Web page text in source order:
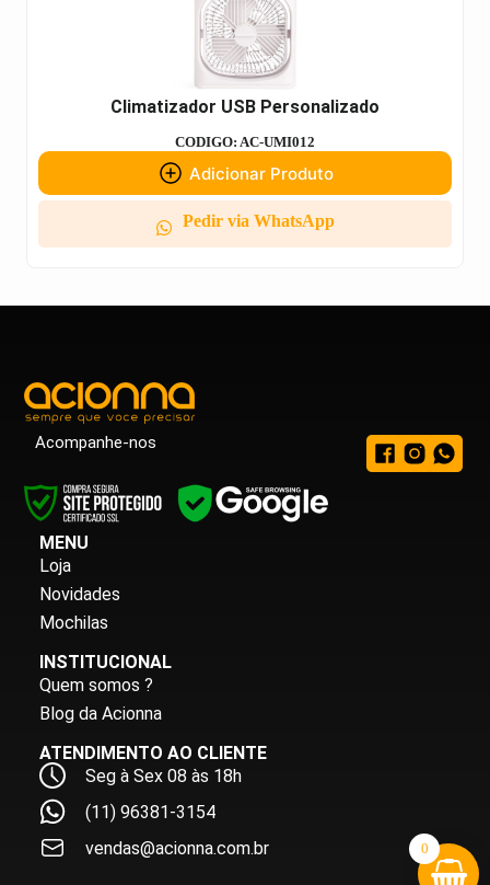
Climatizador USB Personalizado
CODIGO: AC-UMI012
Adicionar Produto
Pedir via WhatsApp
Acompanhe-nos
MENU
Loja
Novidades
Mochilas
INSTITUCIONAL
Quem somos ?
Blog da Acionna
ATENDIMENTO AO CLIENTE
Seg à Sex 08 às 18h
(11) 96381-3154
vendas@acionna.com.br
0